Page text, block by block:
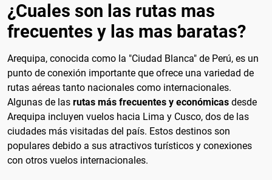
¿Cuales son las rutas mas
frecuentes y las mas baratas?
Arequipa, conocida como la "Ciudad Blanca" de Perú, es un
punto de conexión importante que ofrece una variedad de
rutas aéreas tanto nacionales como internacionales.
Algunas de las rutas más frecuentes y económicas desde
Arequipa incluyen vuelos hacia Lima y Cusco, dos de las
ciudades más visitadas del país. Estos destinos son
populares debido a sus atractivos turísticos y conexiones
con otros vuelos internacionales.